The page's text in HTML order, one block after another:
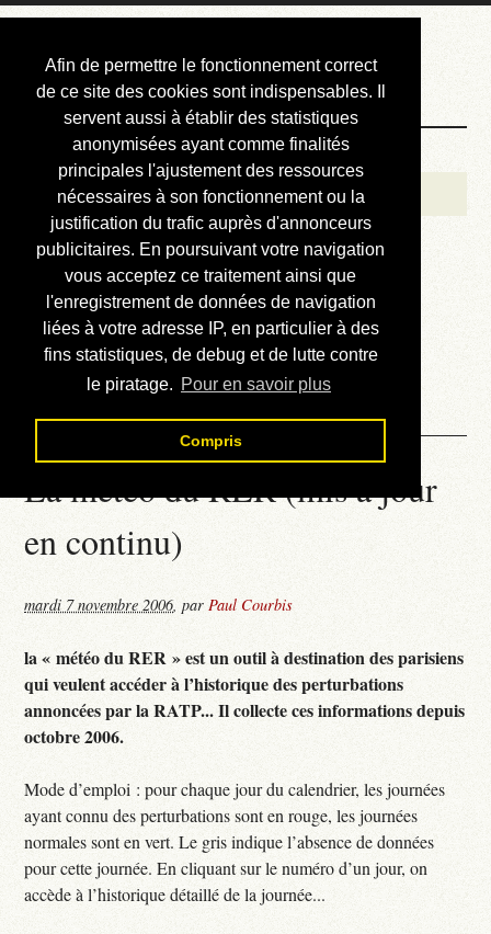
Afin de permettre le fonctionnement correct
de ce site des cookies sont indispensables. Il
servent aussi à établir des statistiques
anonymisées ayant comme finalités
principales l'ajustement des ressources
nécessaires à son fonctionnement ou la
justification du trafic auprès d'annonceurs
publicitaires. En poursuivant votre navigation
vous acceptez ce traitement ainsi que
l'enregistrement de données de navigation
liées à votre adresse IP, en particulier à des
fins statistiques, de debug et de lutte contre
le piratage. Pour en savoir plus
Compris
Courbis, « LE »
Blog Officiel
Bienvenue
Réalisations
Divers (et d’été)
Annonces
Liens externes
Téléchargement
Contact
La météo du RER (mis à jour
en continu)
mardi 7 novembre 2006,parPaul Courbis
la « météo du RER » est un outil à destination des parisiens
qui veulent accéder à l’historique des perturbations
annoncées par la RATP... Il collecte ces informations depuis
octobre 2006.
Mode d’emploi : pour chaque jour du calendrier, les journées
ayant connu des perturbations sont en rouge, les journées
normales sont en vert. Le gris indique l’absence de données
pour cette journée. En cliquant sur le numéro d’un jour, on
accède à l’historique détaillé de la journée...